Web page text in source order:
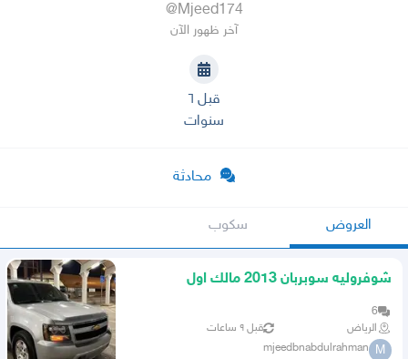
@Mjeed174
آخر ظهور الآن
قبل ٦
سنوات
محادثة
العروض سكوب
شوفروليه سوبربان 2013 مالك اول
6
الرياض
قبل ٩ ساعات
M
mjeedbnabdulrahman